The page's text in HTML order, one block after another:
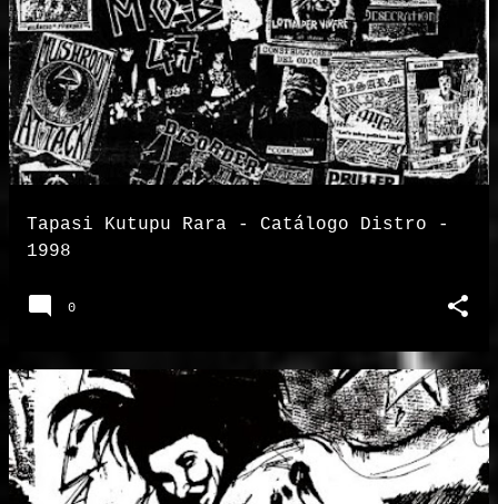
P
o
s
t
a
g
e
Tapasi Kutupu Rara - Catálogo Distro -
1998
0